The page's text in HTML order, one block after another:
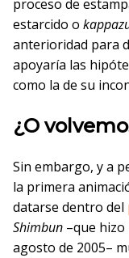
proceso de
estarcido o
anterioridad para
apoyaría las
como la de su
¿O
Sin embargo, y a
la primera
datarse dentro del
Shimbun –que
agosto de 2005–